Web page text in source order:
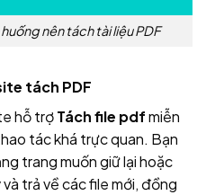
nên tách tài liệu PDF
tách PDF
hỗ trợTách file pdfmiễn
tác khá trực quan. Bạn
trang muốn giữ lại hoặc
trả về các file mới, đồng